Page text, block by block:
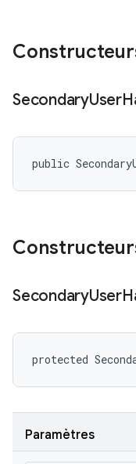
SecondaryUser
public
SecondaryUser
protected
Paramètres